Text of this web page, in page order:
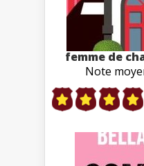
femme de
Note